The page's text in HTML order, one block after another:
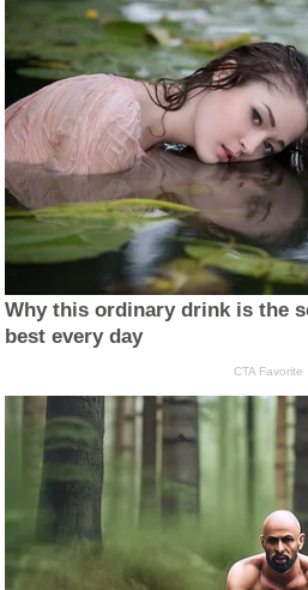
Why this ordinary drink is the
best every day
CTA Favorite